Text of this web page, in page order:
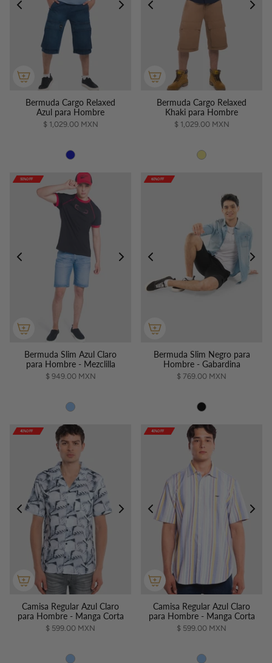
Bermuda Cargo Relaxed
Azul para Hombre
$ 1,029.00 MXN
Bermuda Cargo Relaxed
Khaki para Hombre
$ 1,029.00 MXN
50%OFF
50%OFF
50%OFF
50%OFF
50%OFF
Bermuda Slim Azul Claro
para Hombre - Mezclilla
$ 949.00 MXN
60%OFF
60%OFF
60%OFF
60%OFF
60%OFF
Bermuda Slim Negro para
Hombre - Gabardina
$ 769.00 MXN
40%OFF
40%OFF
40%OFF
40%OFF
40%OFF
Camisa Regular Azul Claro
para Hombre - Manga Corta
$ 599.00 MXN
40%OFF
40%OFF
40%OFF
40%OFF
40%OFF
Camisa Regular Azul Claro
para Hombre - Manga Corta
$ 599.00 MXN